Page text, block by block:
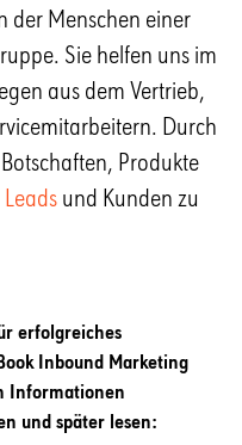
der Menschen einer
Sie helfen uns im
aus dem Vertrieb,
Durch
Produkte
Leads und Kunden zu
erfolgreiches
Inbound Marketing
Informationen
und später lesen: